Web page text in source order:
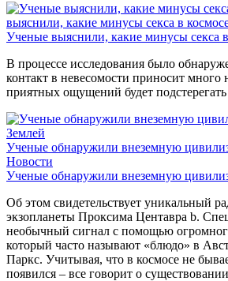
выяснили, какие минусы секса в
Ученые выяснили, какие минусы секса
В процессе исследования было
контакт в невесомости приносит много
приятных ощущений будет
Ученые обнаружили внеземную
Новости
Ученые обнаружили внеземную
Об этом свидетельствует уникальный
экзопланеты Проксима Центавра b.
необычный сигнал с помощью
который часто называют «блюдо» в
Паркс. Учитывая, что в космосе не
появился – все говорит о